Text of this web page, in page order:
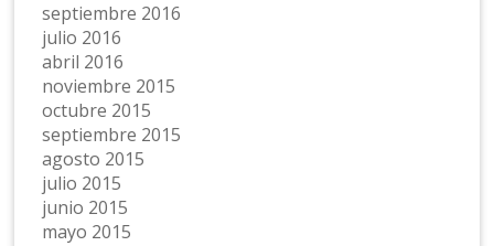
septiembre 2016
julio 2016
abril 2016
noviembre 2015
octubre 2015
septiembre 2015
agosto 2015
julio 2015
junio 2015
mayo 2015